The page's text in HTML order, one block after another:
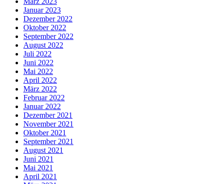
Januar 2023
Dezember 2022
Oktober 2022
September 2022
August 2022
Juli 2022
Juni 2022
Mai 2022
April 2022
März 2022
Februar 2022
Januar 2022
Dezember 2021
November 2021
Oktober 2021
September 2021
August 2021
Juni 2021
Mai 2021
April 2021